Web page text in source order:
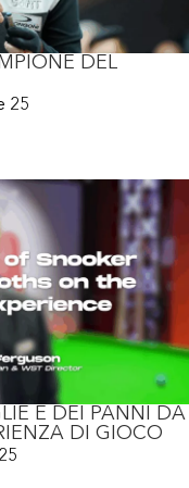
DEL
25
E DEI PANNI DA
DI GIOCO